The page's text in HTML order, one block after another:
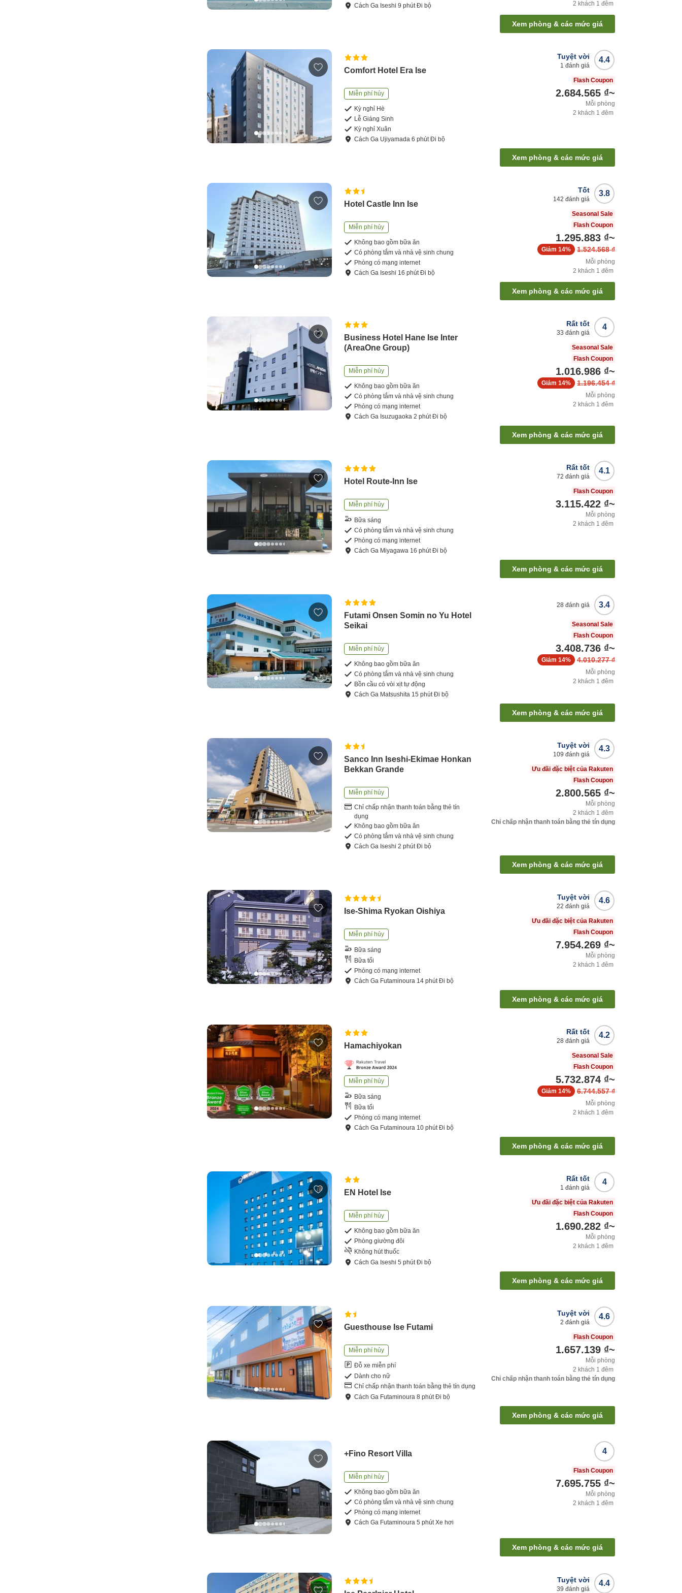
CáchGa Iseshi 9 phútĐi bộ
2 khách 1 đêm
Xem phòng & các mức giá
Comfort Hotel Era Ise
Miễn phí hủy
Kỳ nghỉ Hè
Lễ Giáng Sinh
Kỳ nghỉ Xuân
CáchGa Ujiyamada 6 phútĐi bộ
4.4
Tuyệt vời
1 đánh giá
Flash Coupon
2.684.565 ₫~
Mỗi phòng
2 khách 1 đêm
Xem phòng & các mức giá
Hotel Castle Inn Ise
Miễn phí hủy
Không bao gồm bữa ăn
Có phòng tắm và nhà vệ sinh chung
Phòng có mạng internet
CáchGa Iseshi 16 phútĐi bộ
3.8
Tốt
142 đánh giá
Seasonal Sale
Flash Coupon
1.295.883 ₫~
1.524.568 ₫
Giảm 14%
Mỗi phòng
2 khách 1 đêm
Xem phòng & các mức giá
Business Hotel Hane Ise Inter
(AreaOne Group)
Miễn phí hủy
Không bao gồm bữa ăn
Có phòng tắm và nhà vệ sinh chung
Phòng có mạng internet
CáchGa Isuzugaoka 2 phútĐi bộ
4
Rất tốt
33 đánh giá
Seasonal Sale
Flash Coupon
1.016.986 ₫~
1.196.454 ₫
Giảm 14%
Mỗi phòng
2 khách 1 đêm
Xem phòng & các mức giá
Hotel Route-Inn Ise
Miễn phí hủy
Bữa sáng
Có phòng tắm và nhà vệ sinh chung
Phòng có mạng internet
CáchGa Miyagawa 16 phútĐi bộ
4.1
Rất tốt
72 đánh giá
Flash Coupon
3.115.422 ₫~
Mỗi phòng
2 khách 1 đêm
Xem phòng & các mức giá
Futami Onsen Somin no Yu Hotel
Seikai
Miễn phí hủy
Không bao gồm bữa ăn
Có phòng tắm và nhà vệ sinh chung
Bồn cầu có vòi xịt tự động
CáchGa Matsushita 15 phútĐi bộ
3.4
28 đánh giá
Seasonal Sale
Flash Coupon
3.408.736 ₫~
4.010.277 ₫
Giảm 14%
Mỗi phòng
2 khách 1 đêm
Xem phòng & các mức giá
Sanco Inn Iseshi-Ekimae Honkan
Bekkan Grande
Miễn phí hủy
Chỉ chấp nhận thanh toán bằng thẻ tín
dụng
Không bao gồm bữa ăn
Có phòng tắm và nhà vệ sinh chung
CáchGa Iseshi 2 phútĐi bộ
4.3
Tuyệt vời
109 đánh giá
Ưu đãi đặc biệt của Rakuten
Flash Coupon
2.800.565 ₫~
Mỗi phòng
2 khách 1 đêm
Chỉ chấp nhận thanh toán bằng thẻ tín dụng
Xem phòng & các mức giá
Ise-Shima Ryokan Oishiya
Miễn phí hủy
Bữa sáng
Bữa tối
Phòng có mạng internet
CáchGa Futaminoura 14 phútĐi bộ
4.6
Tuyệt vời
22 đánh giá
Ưu đãi đặc biệt của Rakuten
Flash Coupon
7.954.269 ₫~
Mỗi phòng
2 khách 1 đêm
Xem phòng & các mức giá
Hamachiyokan
Miễn phí hủy
Bữa sáng
Bữa tối
Phòng có mạng internet
CáchGa Futaminoura 10 phútĐi bộ
4.2
Rất tốt
28 đánh giá
Seasonal Sale
Flash Coupon
5.732.874 ₫~
6.744.557 ₫
Giảm 14%
Mỗi phòng
2 khách 1 đêm
Xem phòng & các mức giá
EN Hotel Ise
Miễn phí hủy
Không bao gồm bữa ăn
Phòng giường đôi
Không hút thuốc
CáchGa Iseshi 5 phútĐi bộ
4
Rất tốt
1 đánh giá
Ưu đãi đặc biệt của Rakuten
Flash Coupon
1.690.282 ₫~
Mỗi phòng
2 khách 1 đêm
Xem phòng & các mức giá
Guesthouse Ise Futami
Miễn phí hủy
Đỗ xe miễn phí
Dành cho nữ
Chỉ chấp nhận thanh toán bằng thẻ tín dụng
CáchGa Futaminoura 8 phútĐi bộ
4.6
Tuyệt vời
2 đánh giá
Flash Coupon
1.657.139 ₫~
Mỗi phòng
2 khách 1 đêm
Chỉ chấp nhận thanh toán bằng thẻ tín dụng
Xem phòng & các mức giá
+Fino Resort Villa
Miễn phí hủy
Không bao gồm bữa ăn
Có phòng tắm và nhà vệ sinh chung
Phòng có mạng internet
CáchGa Futaminoura 5 phútXe hơi
4
Flash Coupon
7.695.755 ₫~
Mỗi phòng
2 khách 1 đêm
Xem phòng & các mức giá
4.4
Tuyệt vời
39 đánh giá